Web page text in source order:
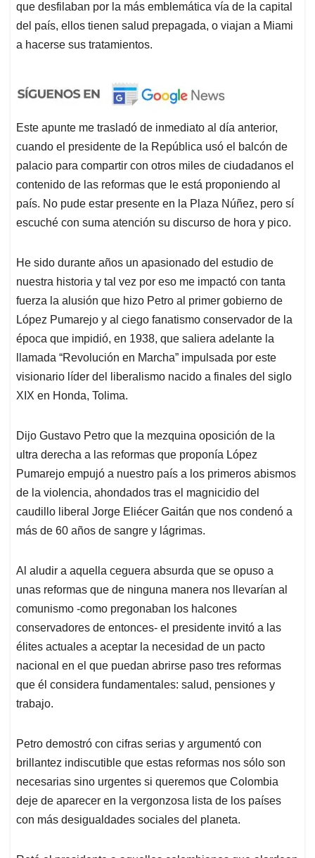
que desfilaban por la más emblemática vía de la capital
del país, ellos tienen salud prepagada, o viajan a Miami
a hacerse sus tratamientos.
Este apunte me trasladó de inmediato al día anterior,
cuando el presidente de la República usó el balcón de
palacio para compartir con otros miles de ciudadanos el
contenido de las reformas que le está proponiendo al
país. No pude estar presente en la Plaza Núñez, pero sí
escuché con suma atención su discurso de hora y pico.
He sido durante años un apasionado del estudio de
nuestra historia y tal vez por eso me impactó con tanta
fuerza la alusión que hizo Petro al primer gobierno de
López Pumarejo y al ciego fanatismo conservador de la
época que impidió, en 1938, que saliera adelante la
llamada “Revolución en Marcha” impulsada por este
visionario líder del liberalismo nacido a finales del siglo
XIX en Honda, Tolima.
Dijo Gustavo Petro que la mezquina oposición de la
ultra derecha a las reformas que proponía López
Pumarejo empujó a nuestro país a los primeros abismos
de la violencia, ahondados tras el magnicidio del
caudillo liberal Jorge Eliécer Gaitán que nos condenó a
más de 60 años de sangre y lágrimas.
Al aludir a aquella ceguera absurda que se opuso a
unas reformas que de ninguna manera nos llevarían al
comunismo -como pregonaban los halcones
conservadores de entonces- el presidente invitó a las
élites actuales a aceptar la necesidad de un pacto
nacional en el que puedan abrirse paso tres reformas
que él considera fundamentales: salud, pensiones y
trabajo.
Petro demostró con cifras serias y argumentó con
brillantez indiscutible que estas reformas nos sólo son
necesarias sino urgentes si queremos que Colombia
deje de aparecer en la vergonzosa lista de los países
con más desigualdades sociales del planeta.